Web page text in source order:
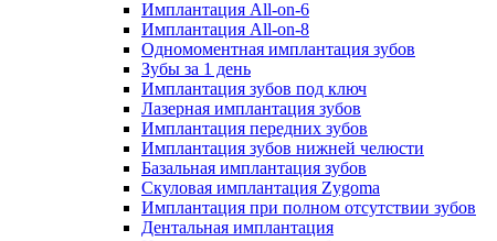
Имплантация All-on-6
Имплантация All-on-8
Одномоментная имплантация зубов
Зубы за 1 день
Имплантация зубов под ключ
Лазерная имплантация зубов
Имплантация передних зубов
Имплантация зубов нижней челюсти
Базальная имплантация зубов
Скуловая имплантация Zygoma
Имплантация при полном отсутствии зубов
Дентальная имплантация